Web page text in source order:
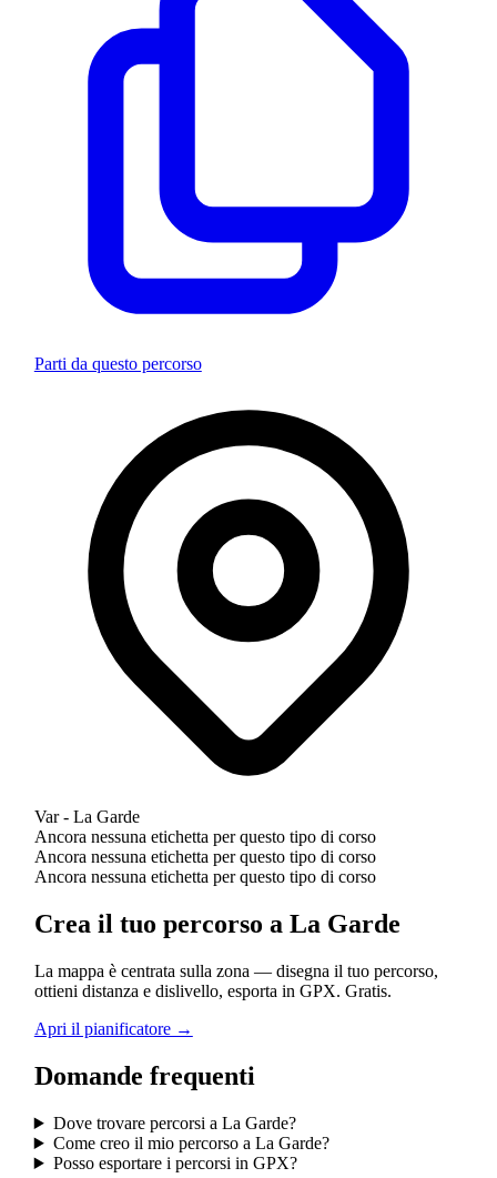
Parti da questo percorso
Var - La Garde
Ancora nessuna etichetta per questo tipo di corso
Ancora nessuna etichetta per questo tipo di corso
Ancora nessuna etichetta per questo tipo di corso
Crea il tuo percorso a La Garde
La mappa è centrata sulla zona — disegna il tuo percorso,
ottieni distanza e dislivello, esporta in GPX. Gratis.
Apri il pianificatore →
Domande frequenti
Dove trovare percorsi a La Garde?
Come creo il mio percorso a La Garde?
Posso esportare i percorsi in GPX?